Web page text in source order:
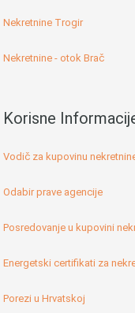
Nekretnine Trogir
Nekretnine - otok Brač
Korisne
Vodič za kupovinu
Odabir prave agencije
Posredovanje u kupovini
Energetski certifikati za
Porezi u Hrvatskoj